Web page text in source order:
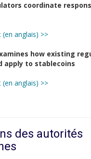
coordinate
anglais) >>
how existing
apply to stablecoins
anglais) >>
des autorités